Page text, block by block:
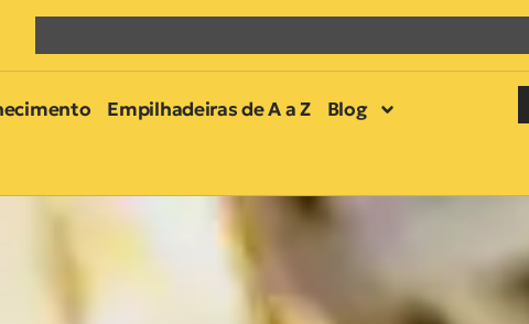
Empilhadeiras de A a Z
Blog